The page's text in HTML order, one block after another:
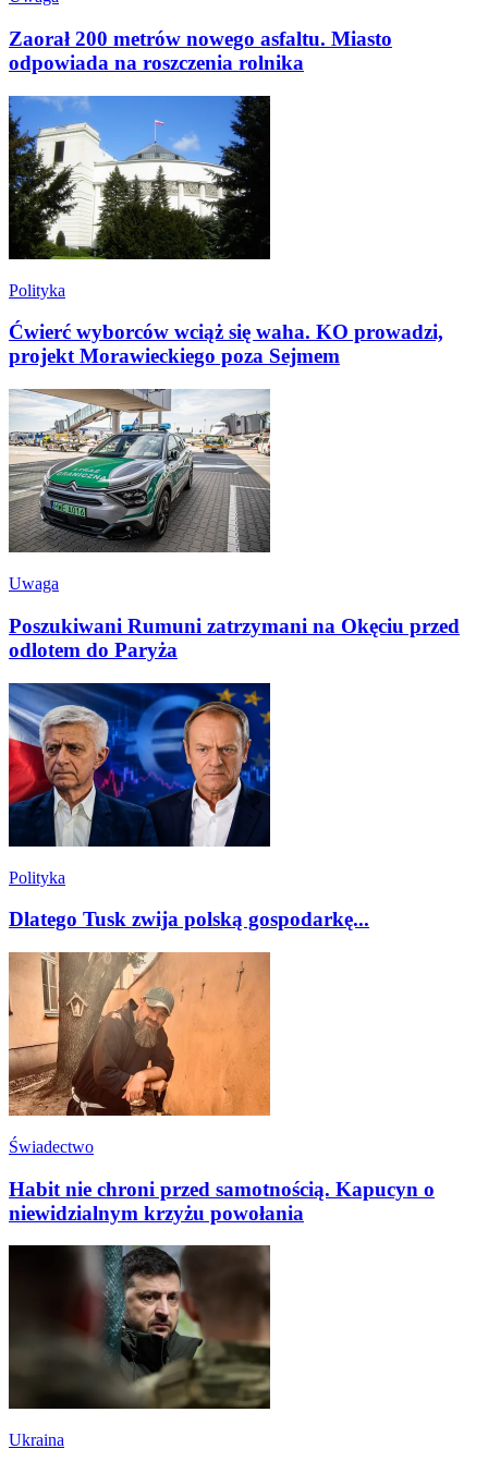
Zaorał 200 metrów nowego asfaltu. Miasto
odpowiada na roszczenia rolnika
Polityka
Ćwierć wyborców wciąż się waha. KO prowadzi,
projekt Morawieckiego poza Sejmem
Uwaga
Poszukiwani Rumuni zatrzymani na Okęciu przed
odlotem do Paryża
Polityka
Dlatego Tusk zwija polską gospodarkę...
Świadectwo
Habit nie chroni przed samotnością. Kapucyn o
niewidzialnym krzyżu powołania
Ukraina